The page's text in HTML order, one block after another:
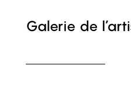
Galerie de